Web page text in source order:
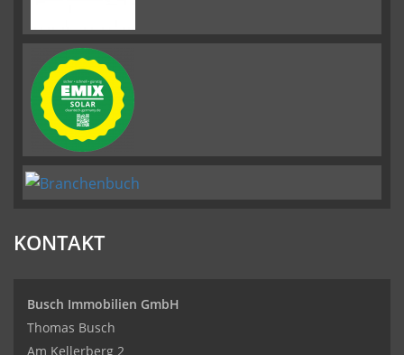
KONTAKT
Busch Immobilien GmbH
Thomas Busch
Am Kellerberg 2